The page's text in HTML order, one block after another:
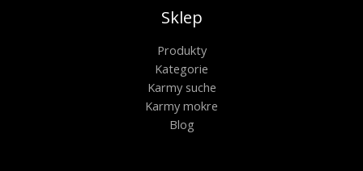
Sklep
Produkty
Kategorie
Karmy suche
Karmy mokre
Blog